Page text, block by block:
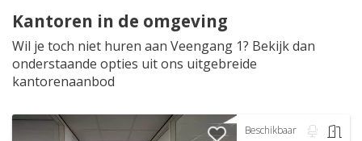
Kantoren in de omgeving
Wil je toch niet huren aan Veengang 1? Bekijk dan
onderstaande opties uit ons uitgebreide
kantorenaanbod
Beschikbaar